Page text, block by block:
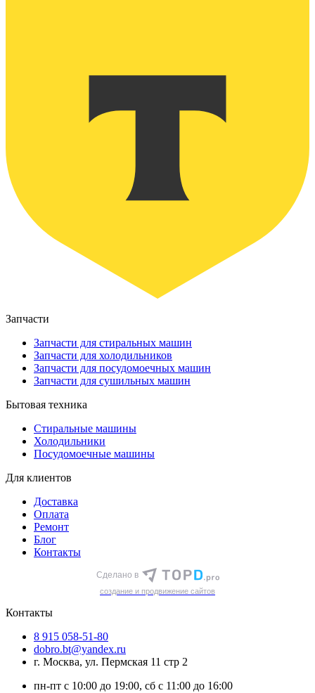
Запчасти
Запчасти для стиральных машин
Запчасти для холодильников
Запчасти для посудомоечных машин
Запчасти для сушильных машин
Бытовая техника
Стиральные машины
Холодильники
Посудомоечные машины
Для клиентов
Доставка
Оплата
Ремонт
Блог
Контакты
Сделано в
cоздание и продвижение сайтов
Контакты
8 915 058-51-80
dobro.bt@yandex.ru
г. Москва, ул. Пермская 11 стр 2
пн-пт с 10:00 до 19:00, сб с 11:00 до 16:00